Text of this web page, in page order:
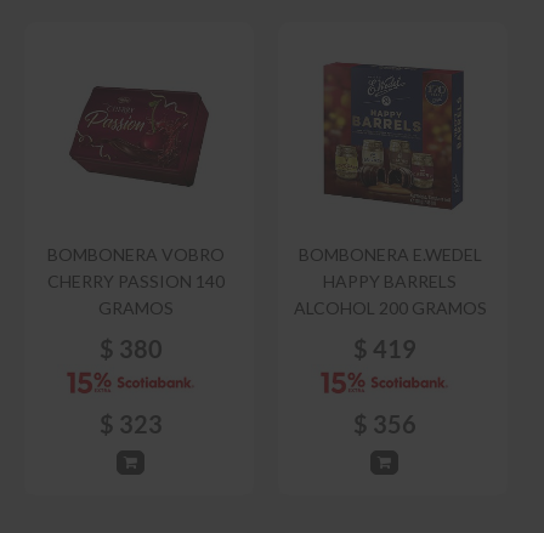
BOMBONERA VOBRO
CHERRY PASSION 140
GRAMOS
$ 380
$ 323
BOMBONERA E.WEDEL
HAPPY BARRELS
ALCOHOL 200 GRAMOS
$ 419
$ 356